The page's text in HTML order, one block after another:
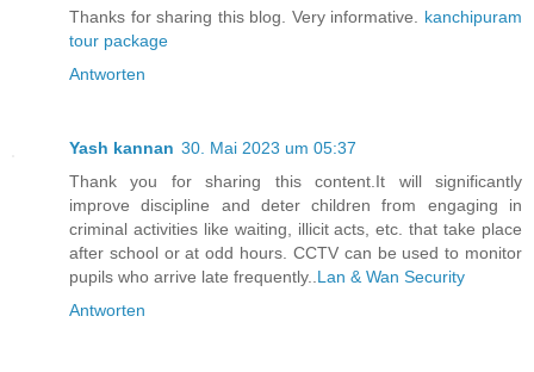
Thanks for sharing this blog. Very informative. kanchipuram
tour package
Antworten
Yash kannan 30. Mai 2023 um 05:37
Thank you for sharing this content.It will significantly
improve discipline and deter children from engaging in
criminal activities like waiting, illicit acts, etc. that take place
after school or at odd hours. CCTV can be used to monitor
pupils who arrive late frequently.. Lan & Wan Security
Antworten